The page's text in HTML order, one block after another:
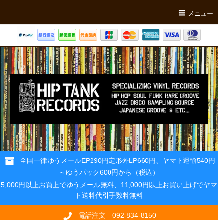
メニュー
全国一律ゆうメールEP290円定形外LP660円、ヤマト運輸540円
～ゆうパック600円から（税込）
5,000円以上お買上でゆうメール無料、11,000円以上お買い上げでヤマ
ト送料代引手数料無料
電話注文：092-834-8150